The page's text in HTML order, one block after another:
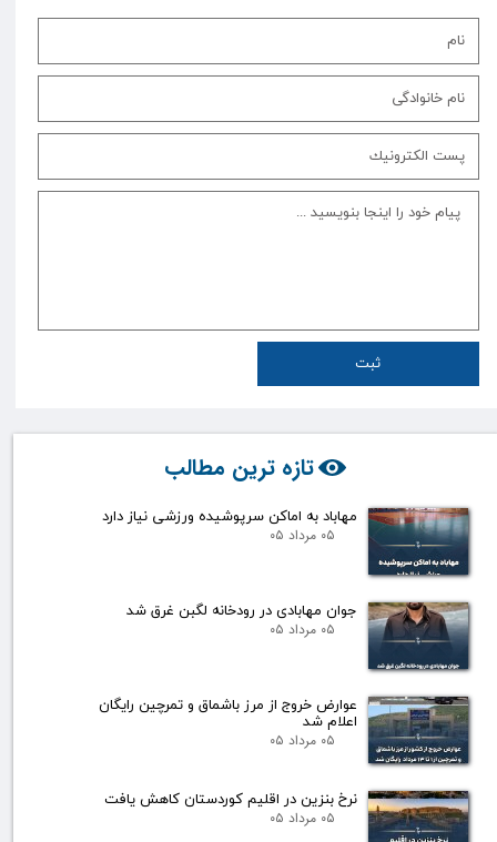
تازه ترین مطالب
مهاباد به اماکن سرپوشیده ورزشی نیاز دارد
۰۵ مرداد ۰۵
جوان مهابادی در رودخانه لگبن غرق شد
۰۵ مرداد ۰۵
عوارض خروج از مرز باشماق و تمرچین رایگان
اعلام شد
۰۵ مرداد ۰۵
نرخ بنزین در اقلیم کوردستان کاهش یافت
۰۵ مرداد ۰۵
ثبت